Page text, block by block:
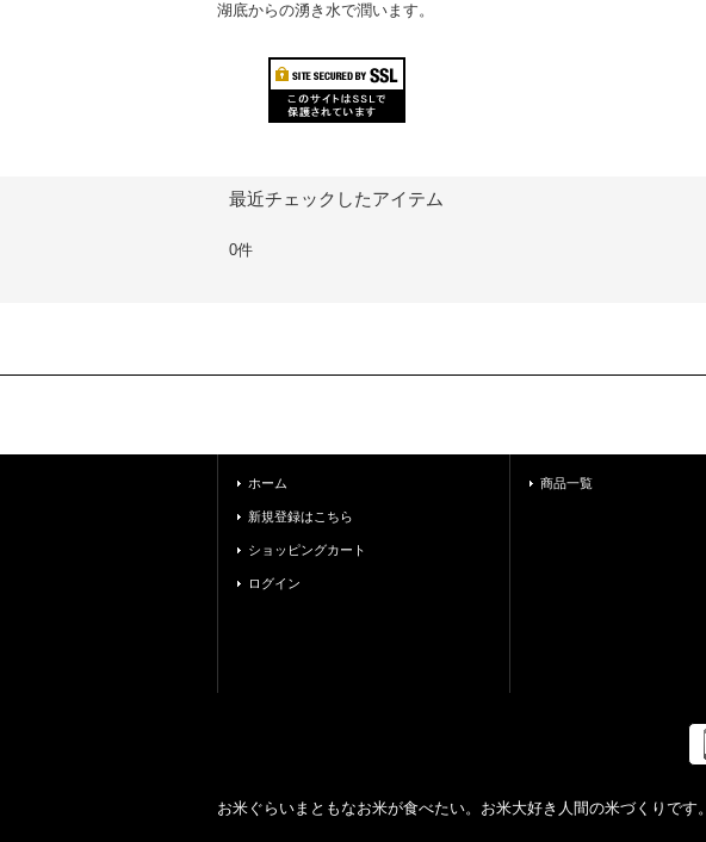
湖底からの湧き水で潤います。
最近チェックしたアイテム
0件
ホーム
新規登録はこちら
ショッピングカート
ログイン
商品一覧
お米ぐらいまともなお米が食べたい。お米大好き人間の米づくりです。